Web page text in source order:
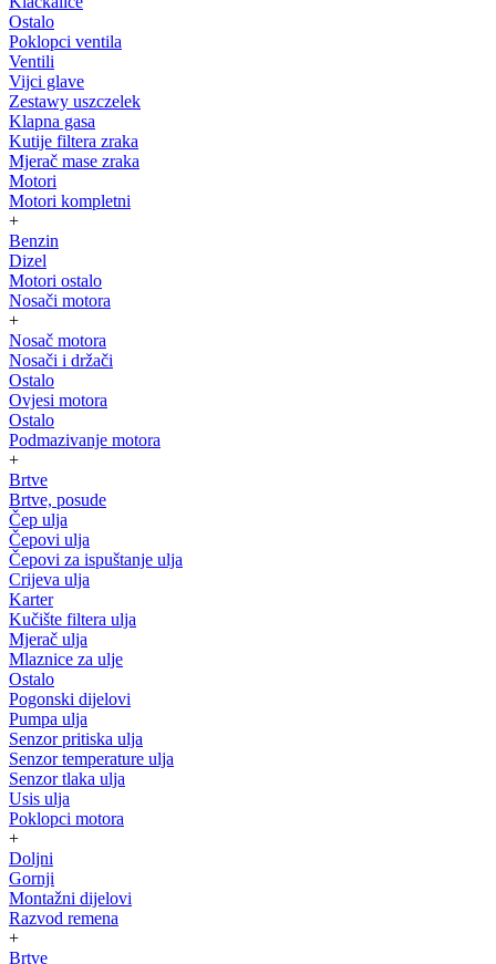
Ostalo
Poklopci ventila
Ventili
Vijci glave
Zestawy uszczelek
Klapna gasa
Kutije filtera zraka
Mjerač mase zraka
Motori
Motori kompletni
+
Benzin
Dizel
Motori ostalo
Nosači motora
+
Nosač motora
Nosači i držači
Ostalo
Ovjesi motora
Ostalo
Podmazivanje motora
+
Brtve
Brtve, posude
Čep ulja
Čepovi ulja
Čepovi za ispuštanje ulja
Crijeva ulja
Karter
Kučište filtera ulja
Mjerač ulja
Mlaznice za ulje
Ostalo
Pogonski dijelovi
Pumpa ulja
Senzor pritiska ulja
Senzor temperature ulja
Senzor tlaka ulja
Usis ulja
Poklopci motora
+
Doljni
Gornji
Montažni dijelovi
Razvod remena
+
Brtve